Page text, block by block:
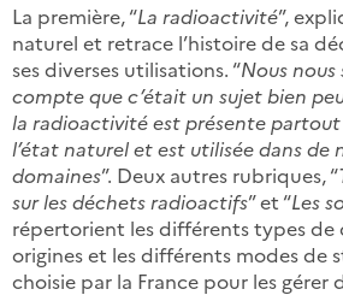
La première, “La radioactivité”,
naturel et retrace l’histoire de sa
ses diverses utilisations. “Nous
compte que c’était un sujet bien
la radioactivité est présente
l’état naturel et est utilisée dans de
domaines”. Deux autres rubriques, “
sur les déchets radioactifs” et “Les
répertorient les différents types de
origines et les différents modes de
choisie par la France pour les gérer